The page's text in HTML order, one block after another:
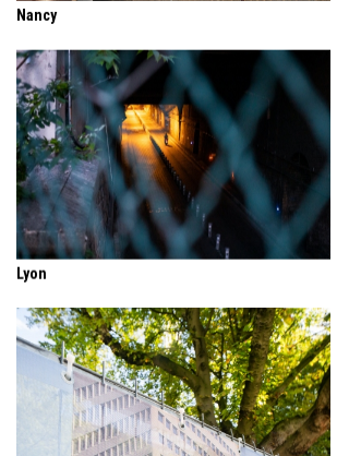
Nancy
Lyon